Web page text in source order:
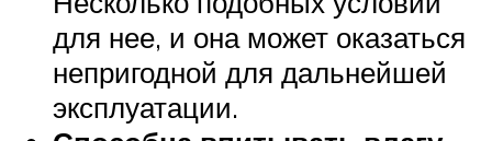
для нее, и она может оказаться
непригодной для дальнейшей
эксплуатации.